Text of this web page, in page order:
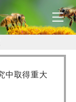
中取得重大